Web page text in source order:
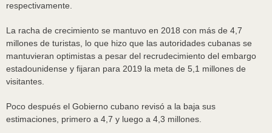
respectivamente.
La racha de crecimiento se mantuvo en 2018 con más de 4,7
millones de turistas, lo que hizo que las autoridades cubanas se
mantuvieran optimistas a pesar del recrudecimiento del embargo
estadounidense y fijaran para 2019 la meta de 5,1 millones de
visitantes.
Poco después el Gobierno cubano revisó a la baja sus
estimaciones, primero a 4,7 y luego a 4,3 millones.